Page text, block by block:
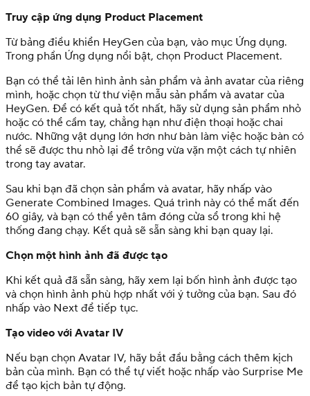
Truy cập ứng dụng Product Placement
Từ bảng điều khiển HeyGen của bạn, vào mục Ứng dụng.
Trong phần Ứng dụng nổi bật, chọn Product Placement.
Bạn có thể tải lên hình ảnh sản phẩm và ảnh avatar của riêng
mình, hoặc chọn từ thư viện mẫu sản phẩm và avatar của
HeyGen. Để có kết quả tốt nhất, hãy sử dụng sản phẩm nhỏ
hoặc có thể cầm tay, chẳng hạn như điện thoại hoặc chai
nước. Những vật dụng lớn hơn như bàn làm việc hoặc bàn có
thể sẽ được thu nhỏ lại để trông vừa vặn một cách tự nhiên
trong tay avatar.
Sau khi bạn đã chọn sản phẩm và avatar, hãy nhấp vào
Generate Combined Images. Quá trình này có thể mất đến
60 giây, và bạn có thể yên tâm đóng cửa sổ trong khi hệ
thống đang chạy. Kết quả sẽ sẵn sàng khi bạn quay lại.
Chọn một hình ảnh đã được tạo
Khi kết quả đã sẵn sàng, hãy xem lại bốn hình ảnh được tạo
và chọn hình ảnh phù hợp nhất với ý tưởng của bạn. Sau đó
nhấp vào Next để tiếp tục.
Tạo video với Avatar IV
Nếu bạn chọn Avatar IV, hãy bắt đầu bằng cách thêm kịch
bản của mình. Bạn có thể tự viết hoặc nhấp vào Surprise Me
để tạo kịch bản tự động.